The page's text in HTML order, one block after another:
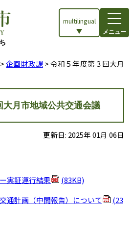
multilingual
メニュー
>企画財政課> 令和５年度第３回大月
大月市地域公共交通会議
更新日: 2025年01月 06日
実証運行結果
(83KB)
通計画（中間報告）について
(23